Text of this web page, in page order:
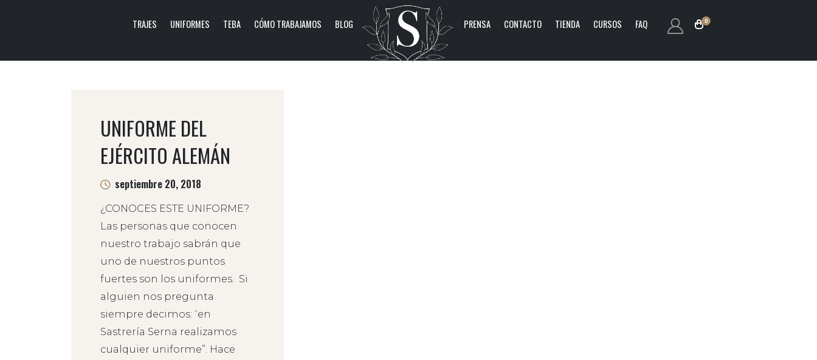
TRAJES UNIFORMES TEBA CÓMO TRABAJAMOS BLOG PRENSA CONTACTO TIENDA CURSOS FAQ 0
UNIFORME DEL
EJÉRCITO ALEMÁN
septiembre 20, 2018
¿CONOCES ESTE UNIFORME?
Las personas que conocen
nuestro trabajo sabrán que
uno de nuestros puntos
fuertes son los uniformes. Si
alguien nos pregunta
siempre decimos: “en
Sastrería Serna realizamos
cualquier uniforme”. Hace